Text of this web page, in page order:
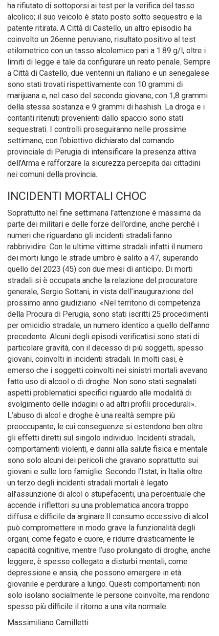
ha rifiutato di sottoporsi ai test per la verifica del tasso
alcolico; il suo veicolo è stato posto sotto sequestro e la
patente ritirata. A Città di Castello, un altro episodio ha
coinvolto un 26enne peruviano, risultato positivo al test
etilometrico con un tasso alcolemico pari a 1.89 g/l, oltre i
limiti di legge e tale da configurare un reato penale. Sempre
a Città di Castello, due ventenni un italiano e un senegalese
sono stati trovati rispettivamente con 10 grammi di
marijuana e, nel caso del secondo giovane, con 1,8 grammi
della stessa sostanza e 9 grammi di hashish. La droga e i
contanti ritenuti provenienti dallo spaccio sono stati
sequestrati. I controlli proseguiranno nelle prossime
settimane, con l’obiettivo dichiarato dal comando
provinciale di Perugia di intensificare la presenza attiva
dell’Arma e rafforzare la sicurezza percepita dai cittadini
nei comuni della provincia.
INCIDENTI MORTALI CHOC
Soprattutto nel fine settimana l’attenzione è massima da
parte dei militari e delle forze dell’ordine, anche perché i
numeri che riguardano gli incidenti stradali fanno
rabbrividire. Con le ultime vittime stradali infatti il numero
dei morti lungo le strade umbro è salito a 47, superando
quello del 2023 (45) con due mesi di anticipo. Di morti
stradali si è occupata anche la relazione del procuratore
generale, Sergio Sottani, in vista dell’inaugurazione del
prossimo anno giudiziario. «Nel territorio di competenza
della Procura di Perugia, sono stati iscritti 25 procedimenti
per omicidio stradale, un numero identico a quello dell’anno
precedente. Alcuni degli episodi verificatisi sono stati di
particolare gravità, con il decesso di più soggetti, spesso
giovani, coinvolti in incidenti stradali. In molti casi, è
emerso che i soggetti coinvolti nei sinistri mortali avevano
fatto uso di alcool o di droghe. Non sono stati segnalati
aspetti problematici specifici riguardo alle modalità di
svolgimento delle indagini o ad altri profili procedurali».
L’abuso di alcol e droghe è una realtà sempre più
preoccupante, le cui conseguenze si estendono ben oltre
gli effetti diretti sul singolo individuo. Incidenti stradali,
comportamenti violenti, e danni alla salute fisica e mentale
sono solo alcuni dei pericoli che gravano soprattutto sui
giovani e sulle loro famiglie. Secondo l’Istat, in Italia oltre
un terzo degli incidenti stradali mortali è legato
all’assunzione di alcol o stupefacenti, una percentuale che
accende i riflettori su una problematica ancora troppo
diffusa e difficile da arginare.Il consumo eccessivo di alcol
può compromettere in modo grave la funzionalità degli
organi, come fegato e cuore, e ridurre drasticamente le
capacità cognitive, mentre l’uso prolungato di droghe, anche
leggere, è spesso collegato a disturbi mentali, come
depressione e ansia, che possono emergere in età
giovanile e perdurare a lungo. Questi comportamenti non
solo isolano socialmente le persone coinvolte, ma rendono
spesso più difficile il ritorno a una vita normale.
Massimiliano Camilletti